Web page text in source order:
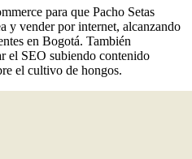
para que Pacho Setas
y vender por internet, alcanzando
en Bogotá. También
el SEO subiendo contenido
el cultivo de hongos.